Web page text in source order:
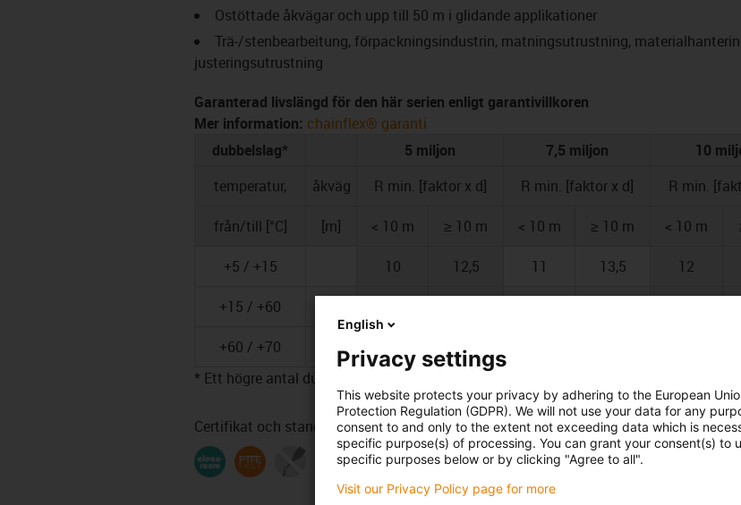
Ostöttade åkvägar och upp till 50 m i glidande applikationer
Trä-/stenbearbeitung, förpackningsindustrin, matningsutrustning,
justeringsutrustning
Garanterad livslängd för den här serien enligt garantivillkoren
Mer information: chainflex® garanti
dubbelslag*
5 miljon 7,5 miljon
10
temperatur,
åkväg R min. [faktor x d] R min. [faktor x d] R min.
från/till [°C] [m] < 10 m ≥ 10 m < 10 m ≥ 10 m < 10 m
+5 / +15 10 12,5 11 13,5 12
+15 / +60
+60 / +70 12,5
* Ett högre antal dubbelslag är möjligt - vänligen fråga efter en individuell beräkning.
Certifikat och standarder
English
Privacy settings
This website protects your privacy by adhering to the European
Protection Regulation (GDPR). We will not use your data for any
consent to and only to the extent not exceeding data which is
specific purpose(s) of processing. You can grant your consent(s) to
specific purposes below or by clicking "Agree to all".
Visit our Privacy Policy page for more